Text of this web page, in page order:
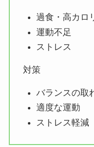
過食・高カロ
運動不足
ストレス
対策
バランスの取
適度な運動
ストレス軽減